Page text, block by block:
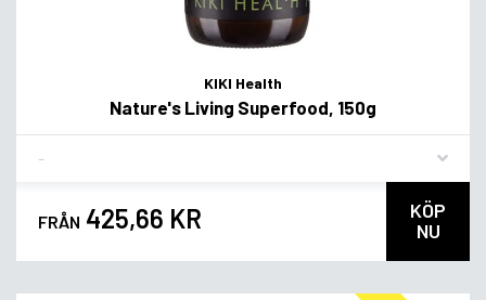
KIKI Health
Nature's Living Superfood, 150g
FRÅN 425,66 KR
KÖP
NU